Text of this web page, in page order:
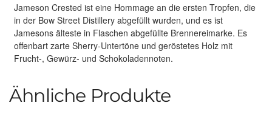
Jameson Crested ist eine Hommage an die ersten Tropfen, die
in der Bow Street Distillery abgefüllt wurden, und es ist
Jamesons älteste in Flaschen abgefüllte Brennereimarke. Es
offenbart zarte Sherry-Untertöne und geröstetes Holz mit
Frucht-, Gewürz- und Schokoladennoten.
Ähnliche Produkte